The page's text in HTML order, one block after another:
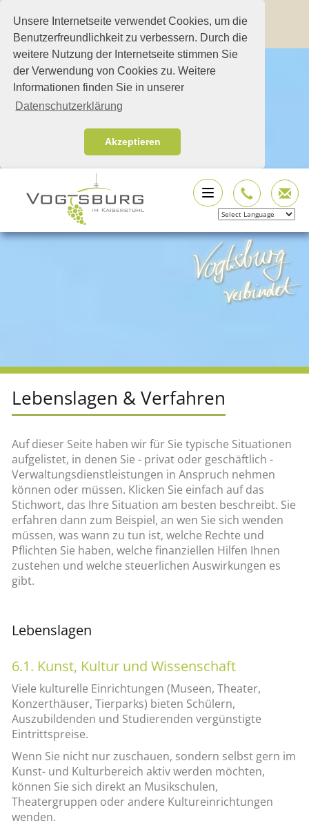
Unsere Internetseite verwendet Cookies, um die
Benutzerfreundlichkeit zu verbessern. Durch die
weitere Nutzung der Internetseite stimmen Sie
der Verwendung von Cookies zu. Weitere
Informationen finden Sie in unserer
Datenschutzerklärung
Akzeptieren
Lebenslagen & Verfahren
Auf dieser Seite haben wir für Sie typische Situationen
aufgelistet, in denen Sie - privat oder geschäftlich -
Verwaltungsdienstleistungen in Anspruch nehmen
können oder müssen. Klicken Sie einfach auf das
Stichwort, das Ihre Situation am besten beschreibt. Sie
erfahren dann zum Beispiel, an wen Sie sich wenden
müssen, was wann zu tun ist, welche Rechte und
Pflichten Sie haben, welche finanziellen Hilfen Ihnen
zustehen und welche steuerlichen Auswirkungen es
gibt.
Lebenslagen
6.1. Kunst, Kultur und Wissenschaft
Viele kulturelle Einrichtungen (Museen, Theater,
Konzerthäuser, Tierparks) bieten Schülern,
Auszubildenden und Studierenden vergünstigte
Eintrittspreise.
Wenn Sie nicht nur zuschauen, sondern selbst gern im
Kunst- und Kulturbereich aktiv werden möchten,
können Sie sich direkt an Musikschulen,
Theatergruppen oder andere Kultureinrichtungen
wenden.